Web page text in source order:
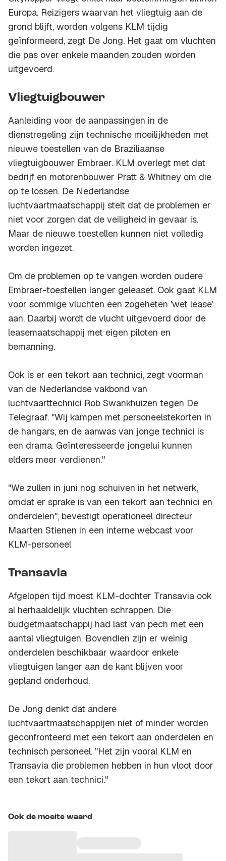
Europa. Reizigers waarvan het vliegtuig aan de
grond blijft, worden volgens KLM tijdig
geïnformeerd, zegt De Jong. Het gaat om vluchten
die pas over enkele maanden zouden worden
uitgevoerd.
Vliegtuigbouwer
Aanleiding voor de aanpassingen in de
dienstregeling zijn technische moeilijkheden met
nieuwe toestellen van de Braziliaanse
vliegtuigbouwer Embraer. KLM overlegt met dat
bedrijf en motorenbouwer Pratt & Whitney om die
op te lossen. De Nederlandse
luchtvaartmaatschappij stelt dat de problemen er
niet voor zorgen dat de veiligheid in gevaar is.
Maar de nieuwe toestellen kunnen niet volledig
worden ingezet.
Om de problemen op te vangen worden oudere
Embraer-toestellen langer geleaset. Ook gaat KLM
voor sommige vluchten een zogeheten 'wet lease'
aan. Daarbij wordt de vlucht uitgevoerd door de
leasemaatschappij met eigen piloten en
bemanning.
Ook is er een tekort aan technici, zegt voorman
van de Nederlandse vakbond van
luchtvaarttechnici Rob Swankhuizen tegen De
Telegraaf. "Wij kampen met personeelstekorten in
de hangars, en de aanwas van jonge technici is
een drama. Geïnteresseerde jongelui kunnen
elders meer verdienen."
"We zullen in juni nog schuiven in het netwerk,
omdat er sprake is van een tekort aan technici en
onderdelen", bevestigt operationeel directeur
Maarten Stienen in een interne webcast voor
KLM-personeel
Transavia
Afgelopen tijd moest KLM-dochter Transavia ook
al herhaaldelijk vluchten schrappen. Die
budgetmaatschappij had last van pech met een
aantal vliegtuigen. Bovendien zijn er weinig
onderdelen beschikbaar waardoor enkele
vliegtuigen langer aan de kant blijven voor
gepland onderhoud.
De Jong denkt dat andere
luchtvaartmaatschappijen niet of minder worden
geconfronteerd met een tekort aan onderdelen en
technisch personeel. "Het zijn vooral KLM en
Transavia die problemen hebben in hun vloot door
een tekort aan technici."
Ook de moeite waard